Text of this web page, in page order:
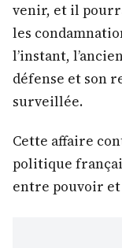
venir, et il
les
l’instant,
défense et son
surveillée.
Cette affaire
politique
entre pouvoir